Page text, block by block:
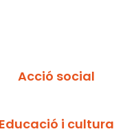
Acció social
Educació i cultura